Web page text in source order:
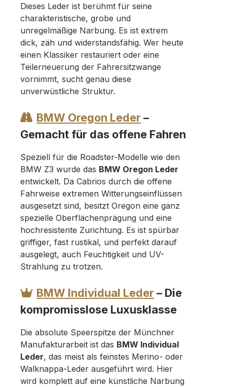
Dieses Leder ist berühmt für seine
charakteristische, grobe und
unregelmäßige Narbung. Es ist extrem
dick, zäh und widerstandsfähig. Wer heute
einen Klassiker restauriert oder eine
Teilerneuerung der Fahrersitzwange
vornimmt, sucht genau diese
unverwüstliche Struktur.
BMW Oregon Leder –
Gemacht für das offene Fahren
Speziell für die Roadster-Modelle wie den
BMW Z3 wurde das BMW Oregon Leder
entwickelt. Da Cabrios durch die offene
Fahrweise extremen Witterungseinflüssen
ausgesetzt sind, besitzt Oregon eine ganz
spezielle Oberflächenprägung und eine
hochresistente Zurichtung. Es ist spürbar
griffiger, fast rustikal, und perfekt darauf
ausgelegt, auch Feuchtigkeit und UV-
Strahlung zu trotzen.
BMW Individual Leder – Die
kompromisslose Luxusklasse
Die absolute Speerspitze der Münchner
Manufakturarbeit ist das BMW Individual
Leder, das meist als feinstes Merino- oder
Walknappa-Leder ausgeführt wird. Hier
wird komplett auf eine künstliche Narbung